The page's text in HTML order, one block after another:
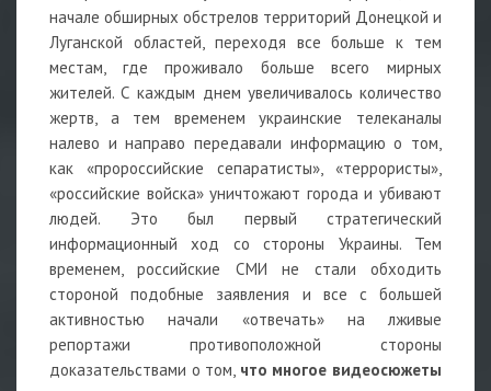
начале обширных обстрелов территорий Донецкой и
Луганской областей, переходя все больше к тем
местам, где проживало больше всего мирных
жителей. С каждым днем увеличивалось количество
жертв, а тем временем украинские телеканалы
налево и направо передавали информацию о том,
как «пророссийские сепаратисты», «террористы»,
«российские войска» уничтожают города и убивают
людей. Это был первый стратегический
информационный ход со стороны Украины. Тем
временем, российские СМИ не стали обходить
стороной подобные заявления и все с большей
активностью начали «отвечать» на лживые
репортажи противоположной стороны
доказательствами о том, что многое видеосюжеты